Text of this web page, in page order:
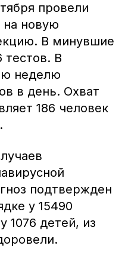
провели
на новую
В минувшие
тестов. В
неделю
в день. Охват
186 человек
подтвержден
у 15490
1076 детей, из